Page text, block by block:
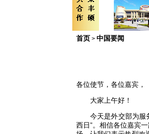
首页 > 中国要闻
各位使节，各位嘉宾，
大家上午好！
今天是外交部为服务
西日”。相信各位嘉宾